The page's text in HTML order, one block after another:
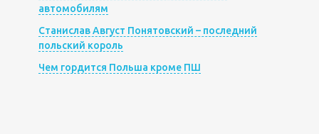
автомобилям
Станислав Август Понятовский – последний
польский король
Чем гордится Польша кроме ПШ